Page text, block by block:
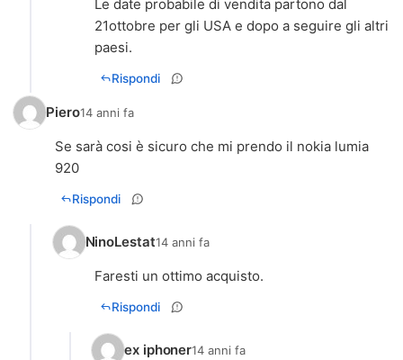
Le date probabile di vendita partono dal
21ottobre per gli USA e dopo a seguire gli altri
paesi.
Rispondi
Piero14 anni fa
Se sarà cosi è sicuro che mi prendo il nokia lumia
920
Rispondi
NinoLestat14 anni fa
Faresti un ottimo acquisto.
Rispondi
ex iphoner14 anni fa